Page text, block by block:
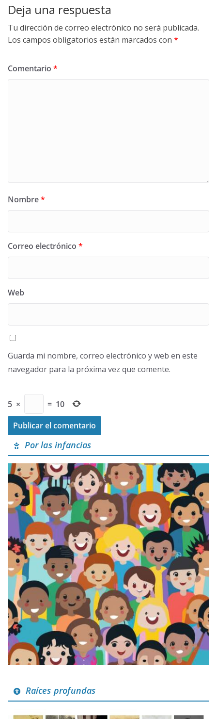
Deja una respuesta
Tu dirección de correo electrónico no será publicada.
Los campos obligatorios están marcados con *
Comentario *
Nombre*
Correo electrónico *
Web
Guarda mi nombre, correo electrónico y web en este
navegador para la próxima vez que comente.
5 × = 10
Por las infancias
Raíces profundas